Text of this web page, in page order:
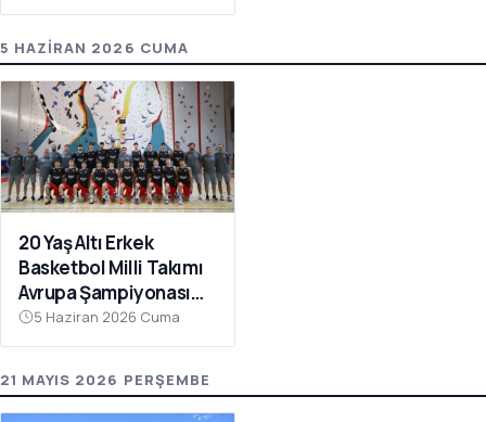
5 HAZIRAN 2026 CUMA
20 Yaş Altı Erkek
Basketbol Milli Takımı
Avrupa Şampiyonası
Hazırlıkları İçin
Çanakkale’de Kampa
5 Haziran 2026 Cuma
21 MAYIS 2026 PERŞEMBE